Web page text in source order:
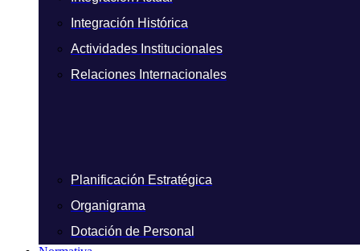
Integración Histórica
Actividades Institucionales
Relaciones Internacionales
Planificación Estratégica
Organigrama
Dotación de Personal